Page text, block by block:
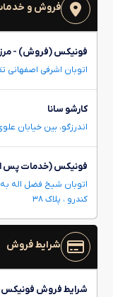
فروش و
فونیکس (فروش) -
اتوبان اشرفی اصفهانی
کارشو سانا
اندرزگو، بین خیابان
فونیکس (خدمات پس
اتوبان شیخ فضل اله
کندرو ، پلاک ۳۸
شرایط فروش
شرایط فروش فونیکس